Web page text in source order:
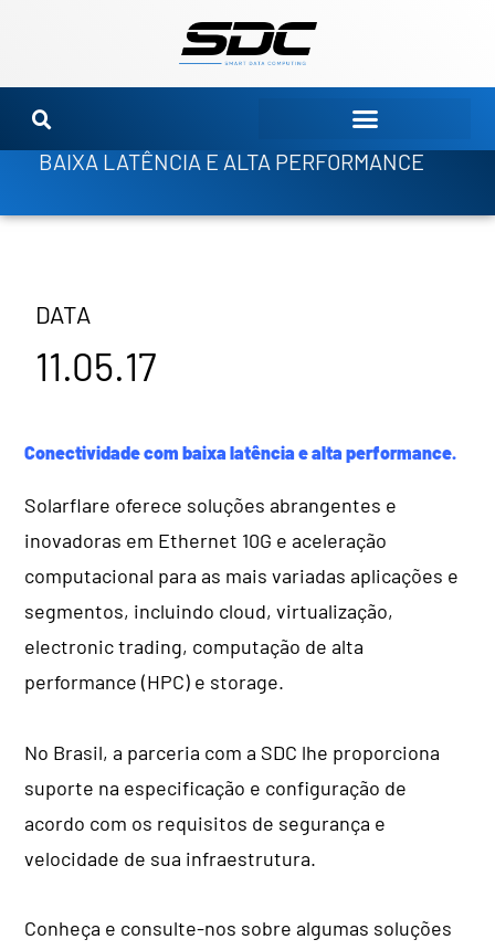
conteúdo
BAIXA LATÊNCIA E ALTA PERFORMANCE
DATA
11.05.17
Conectividade com baixa latência e alta performance.
Solarflare oferece soluções abrangentes e
inovadoras em Ethernet 10G e aceleração
computacional para as mais variadas aplicações e
segmentos, incluindo cloud, virtualização,
electronic trading, computação de alta
performance (HPC) e storage.
No Brasil, a parceria com a SDC lhe proporciona
suporte na especificação e configuração de
acordo com os requisitos de segurança e
velocidade de sua infraestrutura.
Conheça e consulte-nos sobre algumas soluções